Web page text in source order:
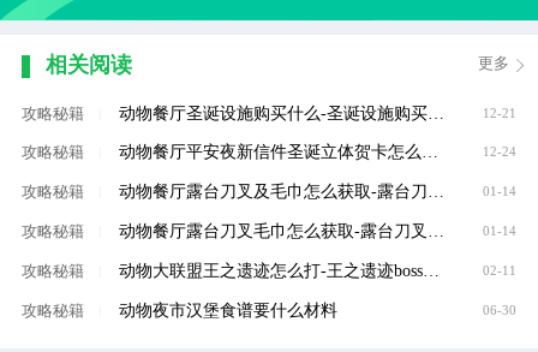
相关阅读 更多
攻略秘籍 动物餐厅圣诞设施购买什么-圣诞设施购买攻略 12-21
攻略秘籍 动物餐厅平安夜新信件圣诞立体贺卡怎么获得 12-24
攻略秘籍 动物餐厅露台刀叉及毛巾怎么获取-露台刀叉及毛巾获取攻略 01-14
攻略秘籍 动物餐厅露台刀叉毛巾怎么获取-露台刀叉毛巾获取攻略 01-14
攻略秘籍 动物大联盟王之遗迹怎么打-王之遗迹boss打法 02-11
攻略秘籍 动物夜市汉堡食谱要什么材料 06-30